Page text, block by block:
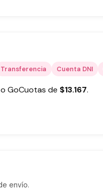
Transferencia Cuenta DNI
GoCuotas de $13.167.
envío.